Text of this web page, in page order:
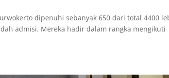
dipenuhi sebanyak 650 dari total 4400
admisi. Mereka hadir dalam rangka mengikuti